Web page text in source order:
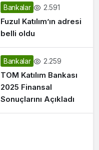
Bankalar 2.591
Fuzul Katılım’ın adresi
belli oldu
Bankalar 2.259
TOM Katılım Bankası
2025 Finansal
Sonuçlarını Açıkladı